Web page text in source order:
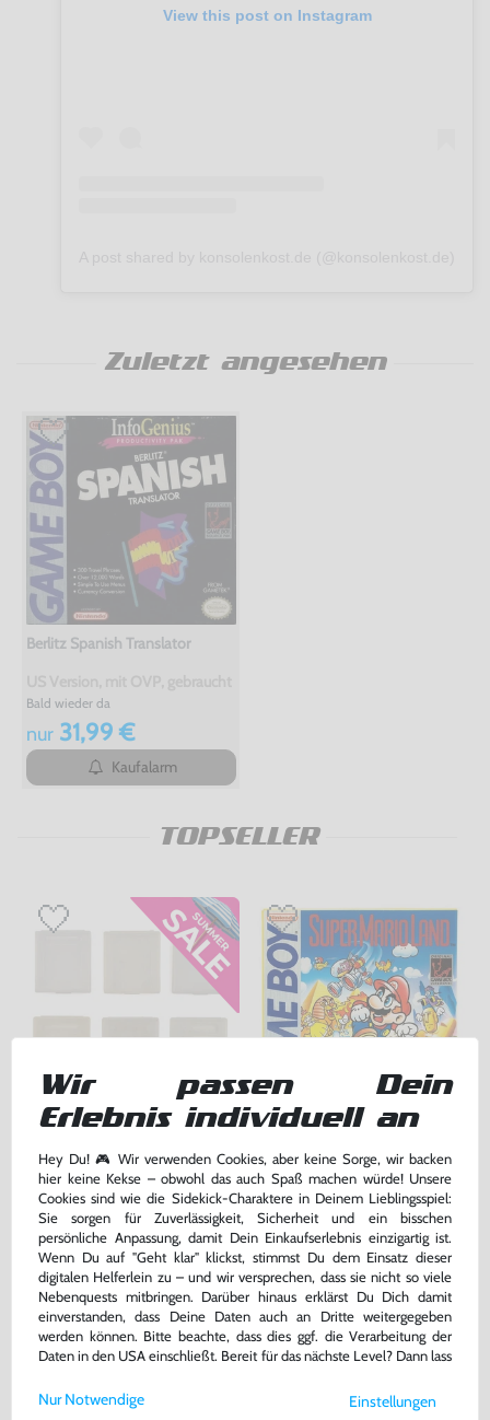
View this post on Instagram
Zuletzt angesehen
Berlitz Spanish Translator
Bald wieder da
nur31,99 €
Kaufalarm
TOPSELLER
6 Original Nintendo Cases -
gebraucht
-10% bisher 12,99 €
jetzt nur11,69 €
Warenkorb
Super Mario Land 1
Modul, gebraucht
nur47,99 €
Warenkorb
Wir passen Dein
Erlebnis individuell an
Hey Du! 🎮 Wir verwenden Cookies, aber keine Sorge, wir backen
hier keine Kekse – obwohl das auch Spaß machen würde! Unsere
Cookies sind wie die Sidekick-Charaktere in Deinem Lieblingsspiel:
Sie sorgen für Zuverlässigkeit, Sicherheit und ein bisschen
persönliche Anpassung, damit Dein Einkaufserlebnis einzigartig ist.
Wenn Du auf "Geht klar" klickst, stimmst Du dem Einsatz dieser
digitalen Helferlein zu – und wir versprechen, dass sie nicht so viele
Nebenquests mitbringen. Darüber hinaus erklärst Du Dich damit
einverstanden, dass Deine Daten auch an Dritte weitergegeben
werden können. Bitte beachte, dass dies ggf. die Verarbeitung der
Daten in den USA einschließt. Bereit für das nächste Level? Dann lass
Weitere Informationen zu den von uns verwendeten Cookies und
Einstellungen
Nur Notwendige